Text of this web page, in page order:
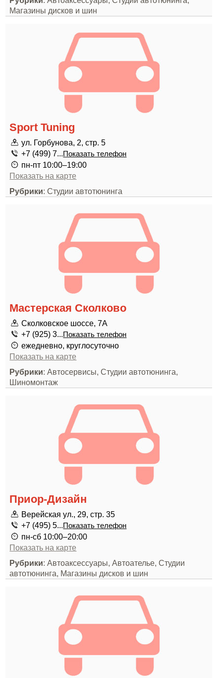
Магазины дисков и шин
Sport Tuning
ул. Горбунова, 2, стр. 5
+7 (499) 7...Показать телефон
пн-пт 10:00–19:00
Показать на карте
Рубрики: Студии автотюнинга
Мастерская Сколково
Сколковское шоссе, 7А
+7 (925) 3...Показать телефон
ежедневно, круглосуточно
Показать на карте
Рубрики: Автосервисы, Студии автотюнинга,
Шиномонтаж
Приор-Дизайн
Верейская ул., 29, стр. 35
+7 (495) 5...Показать телефон
пн-сб 10:00–20:00
Показать на карте
Рубрики: Автоаксессуары, Автоателье, Студии
автотюнинга, Магазины дисков и шин